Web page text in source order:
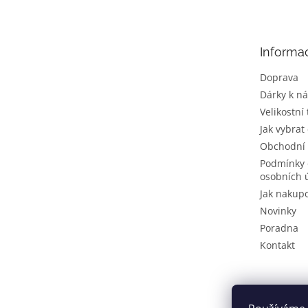
Doprava
Dárky k
Velikostní
Jak
osobních
Jak
Novinky
Poradna
Kontakt